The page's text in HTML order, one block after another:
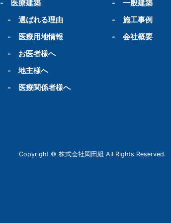
-
医療建築
- 選ばれる理由
-
医療用地情報
- お医者様へ
-地主様へ
-
医療関係者様へ
- 一般建築
- 施工事例
- 会社概要
Copyright © 株式会社岡田組 All Rights Reserved.